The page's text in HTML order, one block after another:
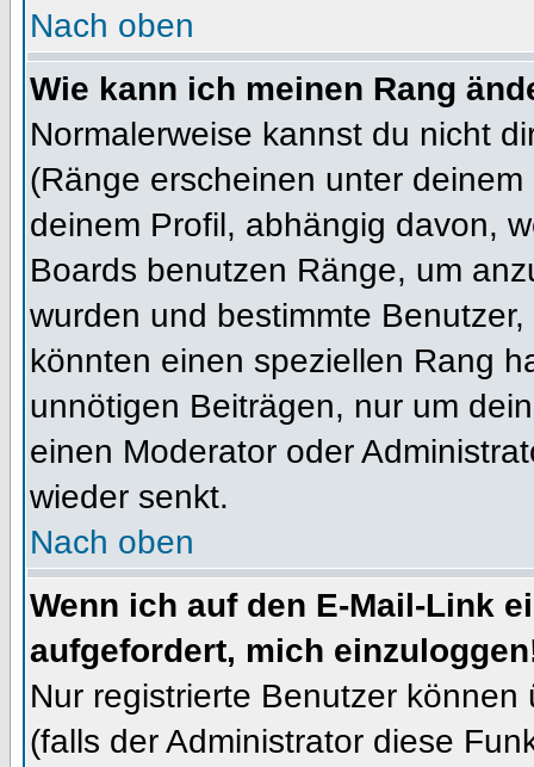
Nach oben
Wie kann ich meinen Rang
Normalerweise kannst du nicht
(Ränge erscheinen unter
deinem Profil, abhängig davon,
Boards benutzen Ränge, um
wurden und bestimmte
könnten einen speziellen Rang
unnötigen Beiträgen, nur um
einen Moderator oder
wieder senkt.
Nach oben
Wenn ich auf den E-Mail-Link
aufgefordert, mich
Nur registrierte Benutzer
(falls der Administrator diese